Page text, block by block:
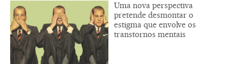
Uma nova perspectiva
pretende desmontar o
estigma que envolve os
transtornos mentais